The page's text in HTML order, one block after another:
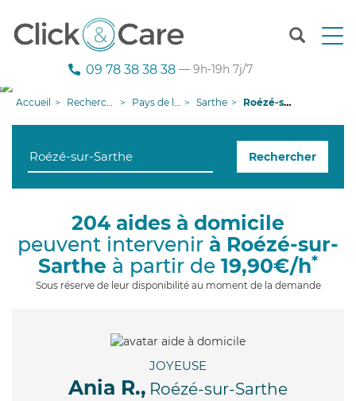
T
n
g
i
09 78 38 38 38 — 9h-19h 7j/7
Accueil Recherche aide à domicile Pays de la Loire Sarthe Roézé-sur-Sarthe
Rechercher
204 aides à domicile
peuvent intervenir à Roézé-sur-
Sarthe à partir de 19,90€/h*
Sous réserve de leur disponibilité au moment de la demande
JOYEUSE
Ania R., Roézé-sur-Sarthe